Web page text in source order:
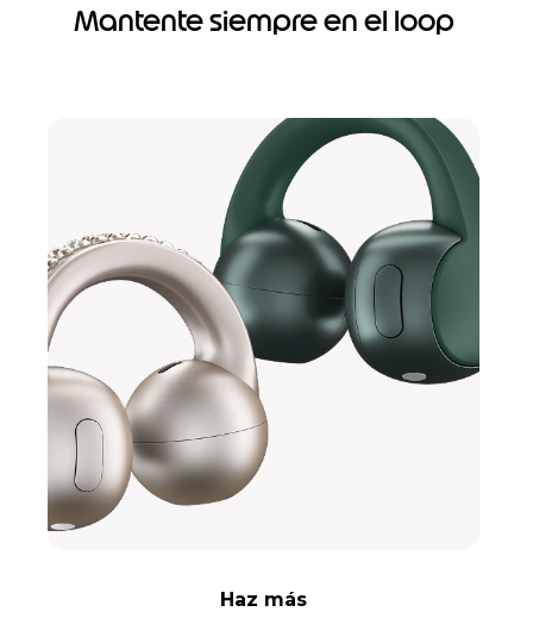
Mantente siempre en el loop
Haz más